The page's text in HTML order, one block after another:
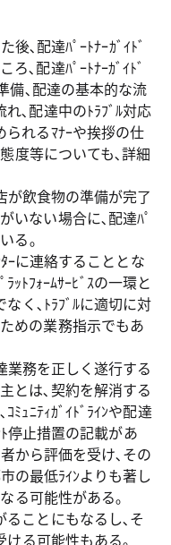
後､配達ﾊﾟｰﾄﾅｰｶﾞｲﾄﾞ
ろ､配達ﾊﾟｰﾄﾅｰｶﾞｲﾄﾞ
備､配達の基本的な流
､配達中のﾄﾗﾌﾞﾙ対応
れるﾏﾅｰや挨拶の仕
度等についても､詳細
が飲食物の準備が完了
いない場合に､配達ﾊﾟ
る｡
ｰに連絡することとな
ｯﾄﾌｫｰﾑｻｰﾋﾞｽの一環と
なく､ﾄﾗﾌﾞﾙに適切に対
めの業務指示でもあ
業務を正しく遂行する
とは､契約を解消する
ﾐｭﾆﾃｨｶﾞｲﾄﾞﾗｲﾝや配達
停止措置の記載があ
から評価を受け､その
の最低ﾗｲﾝよりも著し
る可能性がある｡
ることにもなるし､そ
ける可能性もある｡